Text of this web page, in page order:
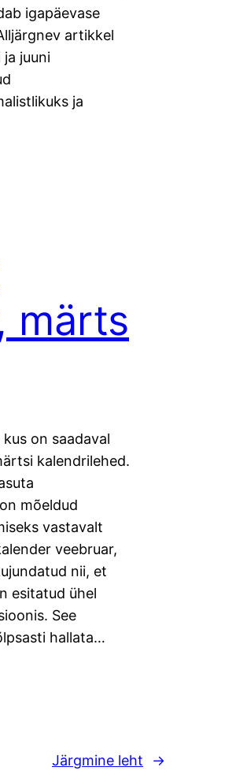
igapäevase
artikkel
juuni
ja
märts
on saadaval
kalendrilehed.
mõeldud
vastavalt
veebruar,
nii, et
esitatud ühel
See
hallata…
Järgmine leht →